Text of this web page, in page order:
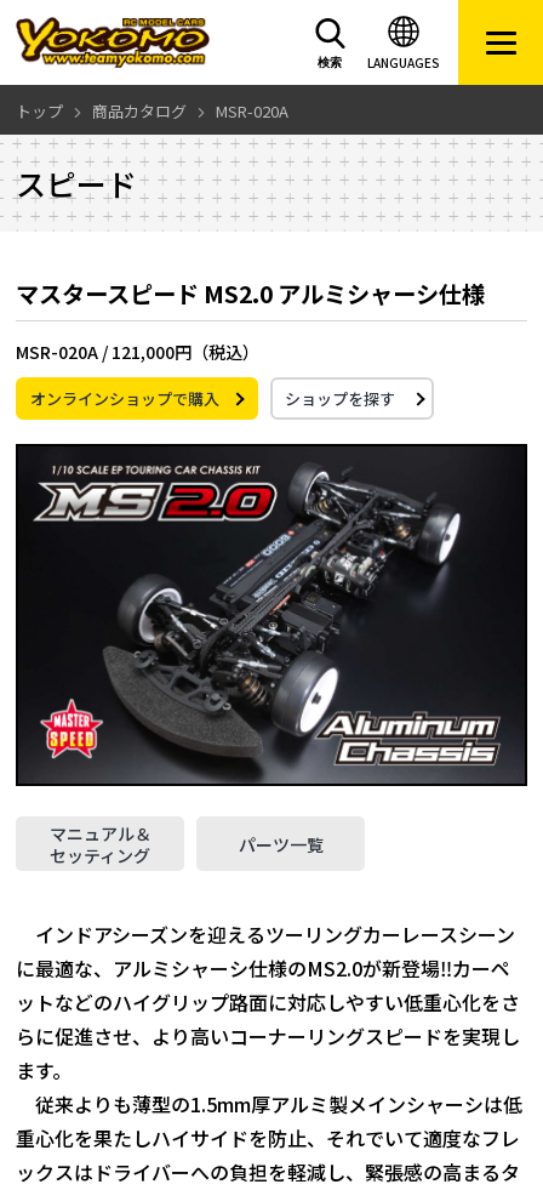
LANGUAGES
検索
トップ 商品カタログ MSR-020A
スピード
マスタースピード MS2.0 アルミシャーシ仕様
MSR-020A / 121,000円（税込）
オンラインショップで購入 ショップを探す
マニュアル＆
セッティング
パーツ一覧
インドアシーズンを迎えるツーリングカーレースシーン
に最適な、アルミシャーシ仕様のMS2.0が新登場‼カーペ
ットなどのハイグリップ路面に対応しやすい低重心化をさ
らに促進させ、より高いコーナーリングスピードを実現し
ます。
従来よりも薄型の1.5mm厚アルミ製メインシャーシは低
重心化を果たしハイサイドを防止、それでいて適度なフレ
ックスはドライバーへの負担を軽減し、緊張感の高まるタ